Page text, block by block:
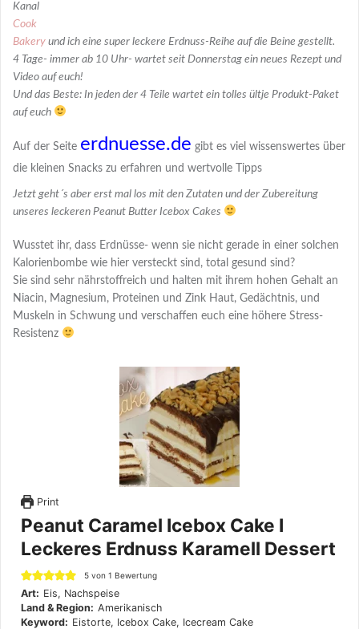
Kanal
Cook
Bakery und ich eine super leckere Erdnuss-Reihe auf die Beine gestellt.
4 Tage- immer ab 10 Uhr- wartet seit Donnerstag ein neues Rezept und
Video auf euch!
Und das Beste: In jeden der 4 Teile wartet ein tolles ültje Produkt-Paket
auf euch
Auf der Seite erdnuesse.de gibt es viel wissenswertes über
die kleinen Snacks zu erfahren und wertvolle Tipps
Jetzt geht´s aber erst mal los mit den Zutaten und der Zubereitung
unseres leckeren Peanut Butter Icebox Cakes
Wusstet ihr, dass Erdnüsse- wenn sie nicht gerade in einer solchen
Kalorienbombe wie hier versteckt sind, total gesund sind?
Sie sind sehr nährstoffreich und halten mit ihrem hohen Gehalt an
Niacin, Magnesium, Proteinen und Zink Haut, Gedächtnis, und
Muskeln in Schwung und verschaffen euch eine höhere Stress-
Resistenz
Print
Peanut Caramel Icebox Cake I
Leckeres Erdnuss Karamell Dessert
5 von 1 Bewertung
Art: Eis, Nachspeise
Land & Region: Amerikanisch
Keyword: Eistorte, Icebox Cake, Icecream Cake